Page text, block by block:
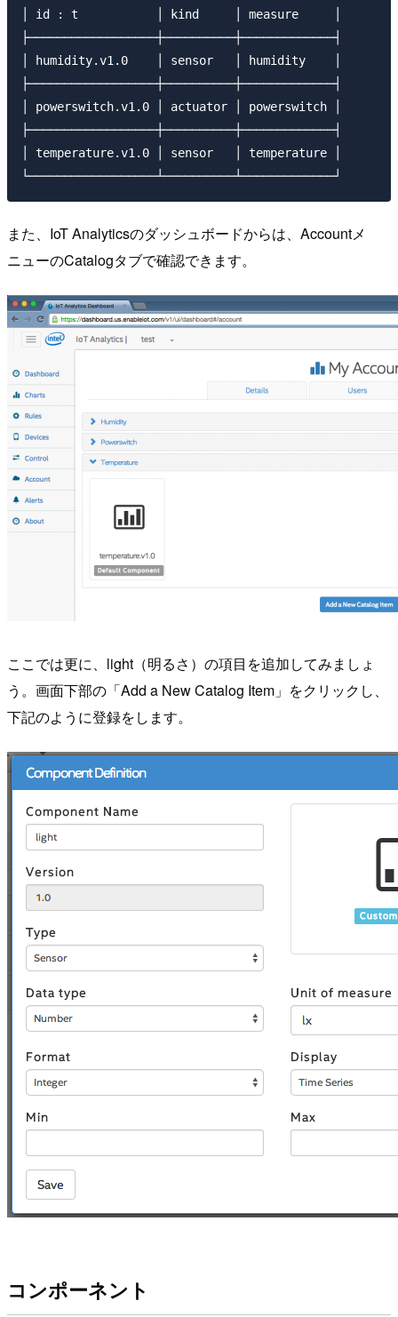
│ id : t           │ kind     │ measure     │
├──────────────────┼──────────┼─────────────┤
│ humidity.v1.0    │ sensor   │ humidity    │
├──────────────────┼──────────┼─────────────┤
│ powerswitch.v1.0 │ actuator │ powerswitch │
├──────────────────┼──────────┼─────────────┤
│ temperature.v1.0 │ sensor   │ temperature │
また、IoT Analyticsのダッシュボードからは、Accountメ
ニューのCatalogタブで確認できます。
ここでは更に、light（明るさ）の項目を追加してみましょ
う。画面下部の「Add a New Catalog Item」をクリックし、
下記のように登録をします。
コンポーネント